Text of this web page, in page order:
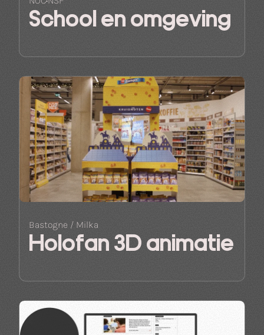
School en omgeving
Bastogne / Milka
Holofan 3D animatie